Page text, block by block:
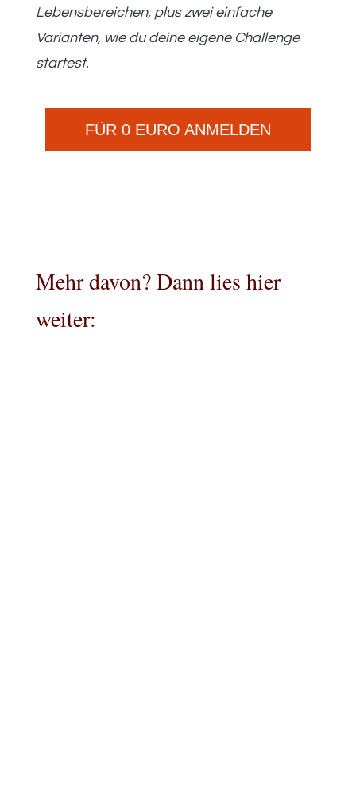
Lebensbereichen, plus zwei einfache
Varianten, wie du deine eigene Challenge
startest.
FÜR 0 EURO ANMELDEN
Mehr davon? Dann lies hier
weiter: